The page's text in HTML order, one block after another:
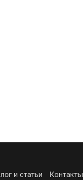
и статьи Контакты